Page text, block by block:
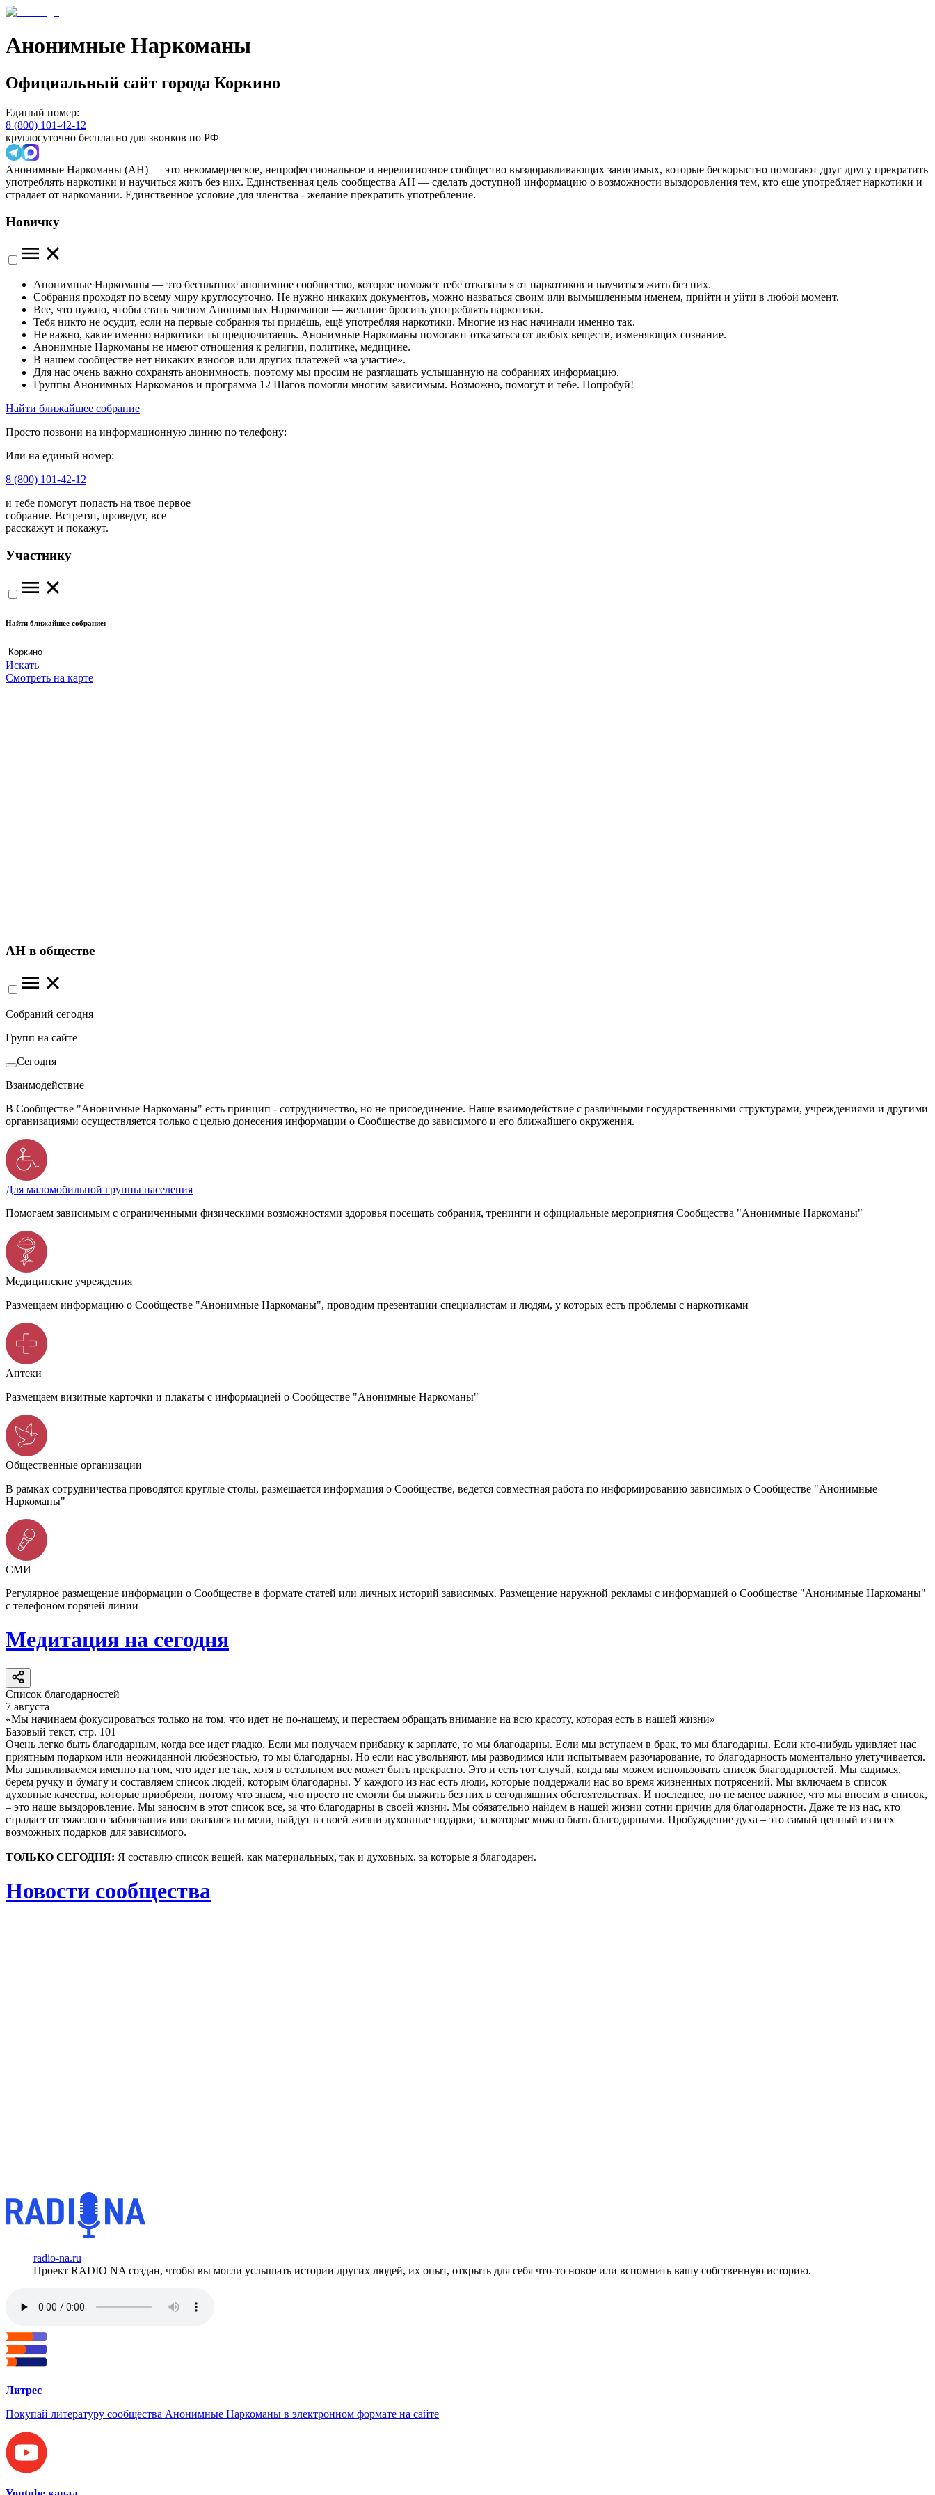
Анонимные Наркоманы
Официальный сайт города Коркино
Единый номер:
8 (800) 101-42-12
круглосуточно бесплатно для звонков по РФ
Анонимные Наркоманы (АН) — это некоммерческое, непрофессиональное и нерелигиозное сообщество выздоравливающих зависимых, которые бескорыстно помогают друг другу прекратить
употреблять наркотики и научиться жить без них. Единственная цель сообщества АН — сделать доступной информацию о возможности выздоровления тем, кто еще употребляет наркотики и
страдает от наркомании. Единственное условие для членства - желание прекратить употребление.
Новичку
Анонимные Наркоманы — это бесплатное анонимное сообщество, которое поможет тебе отказаться от наркотиков и научиться жить без них.
Собрания проходят по всему миру круглосуточно. Не нужно никаких документов, можно назваться своим или вымышленным именем, прийти и уйти в любой момент.
Все, что нужно, чтобы стать членом Анонимных Наркоманов — желание бросить употреблять наркотики.
Тебя никто не осудит, если на первые собрания ты придёшь, ещё употребляя наркотики. Многие из нас начинали именно так.
Не важно, какие именно наркотики ты предпочитаешь. Анонимные Наркоманы помогают отказаться от любых веществ, изменяющих сознание.
Анонимные Наркоманы не имеют отношения к религии, политике, медицине.
В нашем сообществе нет никаких взносов или других платежей «за участие».
Для нас очень важно сохранять анонимность, поэтому мы просим не разглашать услышанную на собраниях информацию.
Группы Анонимных Наркоманов и программа 12 Шагов помогли многим зависимым. Возможно, помогут и тебе. Попробуй!
Найти ближайшее собрание
Просто позвони на информационную линию по телефону:
Или на единый номер:
8 (800) 101-42-12
и тебе помогут попасть на твое первое
собрание. Встретят, проведут, все
расскажут и покажут.
Участнику
Найти ближайшее собрание:
Искать
Смотреть на карте
АН в обществе
Собраний сегодня
Групп на сайте
Сегодня
Взаимодействие
В Сообществе "Анонимные Наркоманы" есть принцип - сотрудничество, но не присоединение. Наше взаимодействие с различными государственными структурами, учреждениями и другими
организациями осуществляется только с целью донесения информации о Сообществе до зависимого и его ближайшего окружения.
Для маломобильной группы населения
Помогаем зависимым с ограниченными физическими возможностями здоровья посещать собрания, тренинги и официальные мероприятия Сообщества "Анонимные Наркоманы"
Медицинские учреждения
Размещаем информацию о Сообществе "Анонимные Наркоманы", проводим презентации специалистам и людям, у которых есть проблемы с наркотиками
Аптеки
Размещаем визитные карточки и плакаты с информацией о Сообществе "Анонимные Наркоманы"
Общественные организации
В рамках сотрудничества проводятся круглые столы, размещается информация о Сообществе, ведется совместная работа по информированию зависимых о Сообществе "Анонимные
Наркоманы"
СМИ
Регулярное размещение информации о Сообществе в формате статей или личных историй зависимых. Размещение наружной рекламы с информацией о Сообществе "Анонимные Наркоманы"
с телефоном горячей линии
Медитация на сегодня
Список благодарностей
7 августа
«Мы начинаем фокусироваться только на том, что идет не по-нашему, и перестаем обращать внимание на всю красоту, которая есть в нашей жизни»
Базовый текст, стр. 101
Очень легко быть благодарным, когда все идет гладко. Если мы получаем прибавку к зарплате, то мы благодарны. Если мы вступаем в брак, то мы благодарны. Если кто-нибудь удивляет нас
приятным подарком или неожиданной любезностью, то мы благодарны. Но если нас увольняют, мы разводимся или испытываем разочарование, то благодарность моментально улетучивается.
Мы зацикливаемся именно на том, что идет не так, хотя в остальном все может быть прекрасно. Это и есть тот случай, когда мы можем использовать список благодарностей. Мы садимся,
берем ручку и бумагу и составляем список людей, которым благодарны. У каждого из нас есть люди, которые поддержали нас во время жизненных потрясений. Мы включаем в список
духовные качества, которые приобрели, потому что знаем, что просто не смогли бы выжить без них в сегодняшних обстоятельствах. И последнее, но не менее важное, что мы вносим в список,
– это наше выздоровление. Мы заносим в этот список все, за что благодарны в своей жизни. Мы обязательно найдем в нашей жизни сотни причин для благодарности. Даже те из нас, кто
страдает от тяжелого заболевания или оказался на мели, найдут в своей жизни духовные подарки, за которые можно быть благодарными. Пробуждение духа – это самый ценный из всех
возможных подарков для зависимого.
ТОЛЬКО СЕГОДНЯ: Я составлю список вещей, как материальных, так и духовных, за которые я благодарен.
Новости сообщества
radio-na.ru
Проект RADIO NA создан, чтобы вы могли услышать истории других людей, их опыт, открыть для себя что-то новое или вспомнить вашу собственную историю.
Литрес
Покупай литературу сообщества Анонимные Наркоманы в электронном формате на сайте